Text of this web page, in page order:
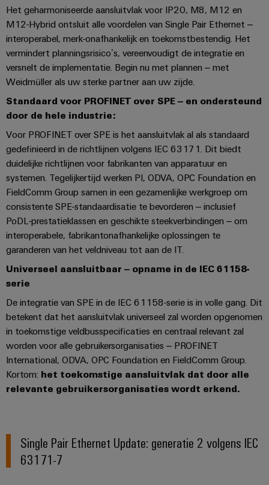
Weidmüller
Configurator
Digitale
engineering van
het volgende
niveau - intuïtief,
ongecompliceerd,
snel
Het geharmoniseerde aansluitvlak voor IP20, M8, M12 en
M12-Hybrid ontsluit alle voordelen van Single Pair Ethernet –
interoperabel, merk-onafhankelijk en toekomstbestendig. Het
vermindert planningsrisico’s, vereenvoudigt de integratie en
versnelt de implementatie. Begin nu met plannen – met
Weidmüller als uw sterke partner aan uw zijde.
Standaard voor PROFINET over SPE – en ondersteund
door de hele industrie:
Voor PROFINET over SPE is het aansluitvlak al als standaard
gedefinieerd in de richtlijnen volgens IEC 63171. Dit biedt
duidelijke richtlijnen voor fabrikanten van apparatuur en
systemen. Tegelijkertijd werken PI, ODVA, OPC Foundation en
FieldComm Group samen in een gezamenlijke werkgroep om
consistente SPE-standaardisatie te bevorderen – inclusief
PoDL-prestatieklassen en geschikte steekverbindingen – om
interoperabele, fabrikantonafhankelijke oplossingen te
garanderen van het veldniveau tot aan de IT.
Universeel aansluitbaar – opname in de IEC 61158-
serie
De integratie van SPE in de IEC 61158-serie is in volle gang. Dit
betekent dat het aansluitvlak universeel zal worden opgenomen
in toekomstige veldbusspecificaties en centraal relevant zal
worden voor alle gebruikersorganisaties – PROFINET
International, ODVA, OPC Foundation en FieldComm Group.
Kortom: het toekomstige aansluitvlak dat door alle
relevante gebruikersorganisaties wordt erkend.
Single Pair Ethernet Update: generatie 2 volgens IEC
63171-7